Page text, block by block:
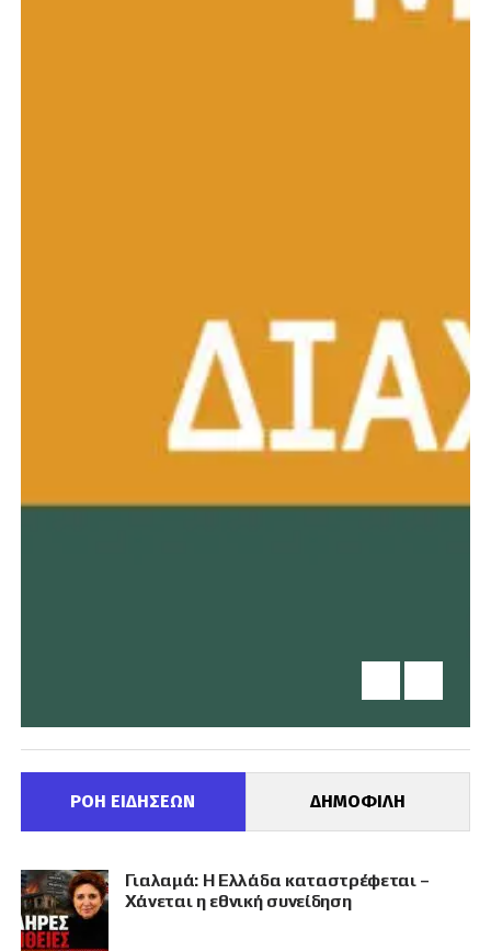
ΡΟΗ ΕΙΔΗΣΕΩΝ ΔΗΜΟΦΙΛΗ
Γιαλαμά: Η Ελλάδα καταστρέφεται –
Χάνεται η εθνική συνείδηση